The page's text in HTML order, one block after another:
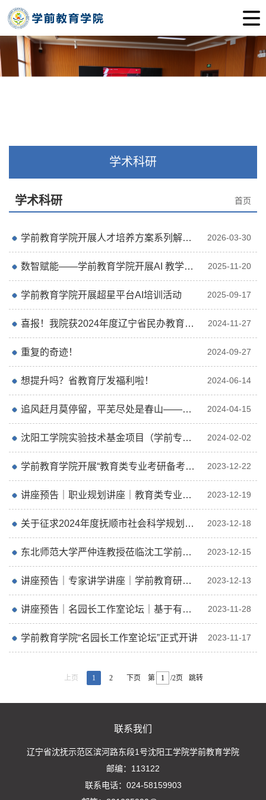
学术科研
学术科研 首页
学前教育学院开展人才培养方案系列解读活动 2026-03-30
数智赋能——学前教育学院开展AI 教学专项培训 2025-11-20
学前教育学院开展超星平台AI培训活动 2025-09-17
喜报！我院获2024年度辽宁省民办教育协会教育科学研究委托项目立项 2024-11-27
重复的奇迹！ 2024-09-27
想提升吗？省教育厅发福利啦！ 2024-06-14
追风赶月莫停留，平芜尽处是春山——学前教育学院开展考研规划讲座 2024-04-15
沈阳工学院实验技术基金项目（学前专项）建设研讨会在学前教育学院举办 2024-02-02
学前教育学院开展“教育类专业考研备考规划指导”专题讲座 2023-12-22
讲座预告｜职业规划讲座｜教育类专业考研备考规划指导 2023-12-19
关于征求2024年度抚顺市社会科学规划立项课题选题的通知 2023-12-18
东北师范大学严仲连教授莅临沈工学前教育学院开展专题讲座 2023-12-15
讲座预告｜专家讲学讲座｜学前教育研究中的常见范式 2023-12-13
讲座预告｜名园长工作室论坛｜基于有效观察，促进幼儿深度学习与发展 2023-11-28
学前教育学院“名园长工作室论坛”正式开讲 2023-11-17
上页 1 2 下页 第 /2页 跳转
联系我们
辽宁省沈抚示范区滨河路东段1号沈阳工学院学前教育学院
邮编：113122‍
联系电话：024-58159903